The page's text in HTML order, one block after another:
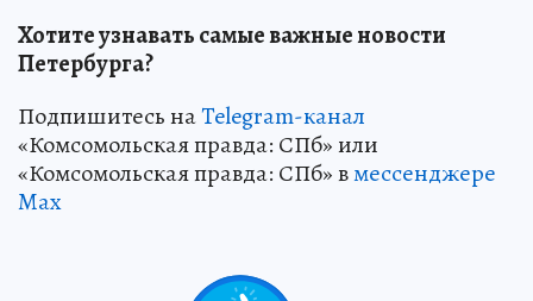
Хотите узнавать самые важные новости
Петербурга?
Подпишитесь наTelegram-канал
«Комсомольская правда: СПб» или
«Комсомольская правда: СПб» вмессенджере
Max